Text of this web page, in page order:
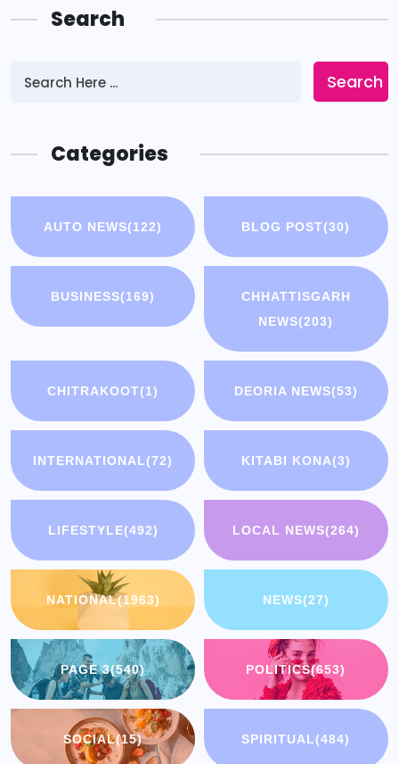
Search
Search
Categories
AUTO NEWS(122) BLOG POST(30)
BUSINESS(169)
CHHATTISGARH
NEWS(203)
CHITRAKOOT(1) DEORIA NEWS(53)
INTERNATIONAL(72) KITABI KONA(3)
LIFESTYLE(492) LOCAL NEWS(264)
NATIONAL(1963) NEWS(27)
PAGE 3(540) POLITICS(653)
SOCIAL(15) SPIRITUAL(484)